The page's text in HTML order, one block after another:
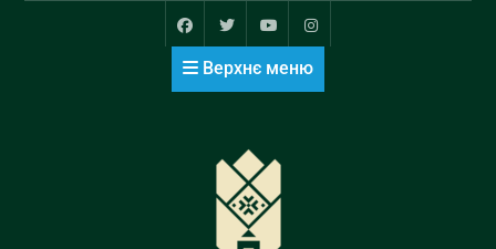
ФейсбукПункт
меню
ютуб інстаграм
Верхнє меню